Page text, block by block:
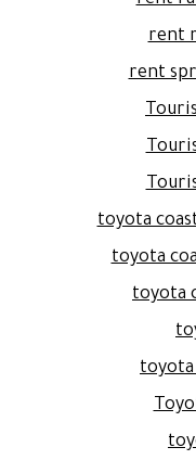
rent
rent
toyota
toyota
toyota